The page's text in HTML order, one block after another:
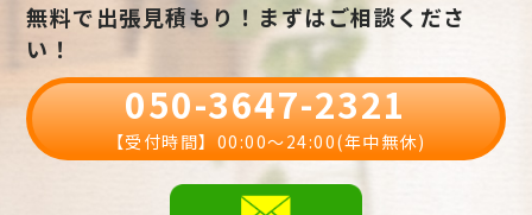
無料で出張見積もり！まずはご相談くださ
い！
050-3647-2321
【受付時間】00:00〜24:00(年中無休)